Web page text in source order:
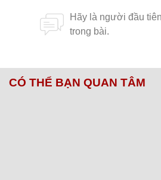
CÓ THỂ BẠN QUAN TÂM